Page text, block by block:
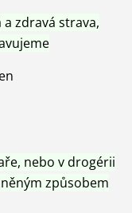
a zdravá strava,
nebo v drogérii
způsobem